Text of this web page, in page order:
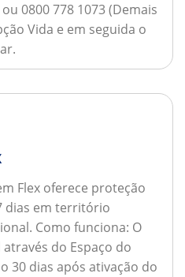
0800 778 1073 (Demais
Vida e em seguida o
Flex oferece proteção
dias em território
Como funciona: O
do Espaço do
30 dias após ativação do